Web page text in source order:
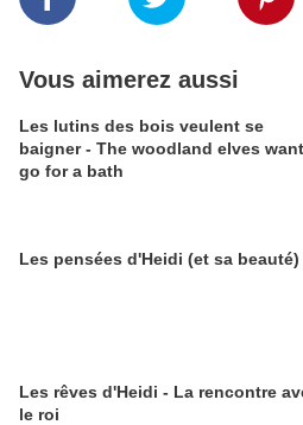
Vous aimerez aussi
Les lutins des bois veulent se
baigner - The woodland elves
go for a bath
Les pensées d'Heidi (et sa beauté)
Les rêves d'Heidi - La rencontre
le roi